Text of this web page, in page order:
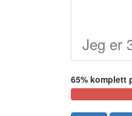
Jeg er
65% komplett